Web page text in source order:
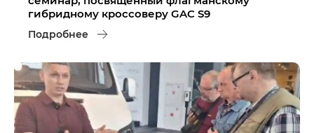
гибридному кроссоверу GAC S9
Подробнее